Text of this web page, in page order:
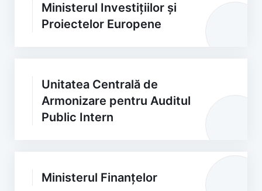
Ministerul Investițiilor și
Proiectelor Europene
Unitatea Centrală de
Armonizare pentru Auditul
Public Intern
Ministerul Finanțelor